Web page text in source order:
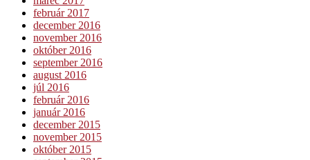
február 2017
december 2016
november 2016
október 2016
september 2016
august 2016
júl 2016
február 2016
január 2016
december 2015
november 2015
október 2015